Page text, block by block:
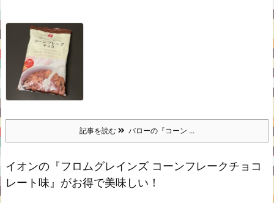
記事を読む バローの『コーン ...
イオンの『フロムグレインズ コーンフレークチョコ
レート味』がお得で美味しい！